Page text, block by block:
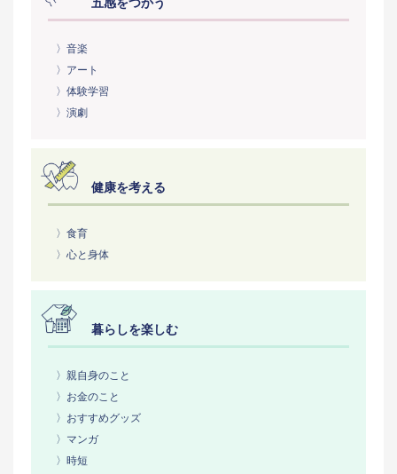
五感をつかう
〉音楽
〉アート
〉体験学習
〉演劇
健康を考える
〉食育
〉心と身体
暮らしを楽しむ
〉親自身のこと
〉お金のこと
〉おすすめグッズ
〉マンガ
〉時短